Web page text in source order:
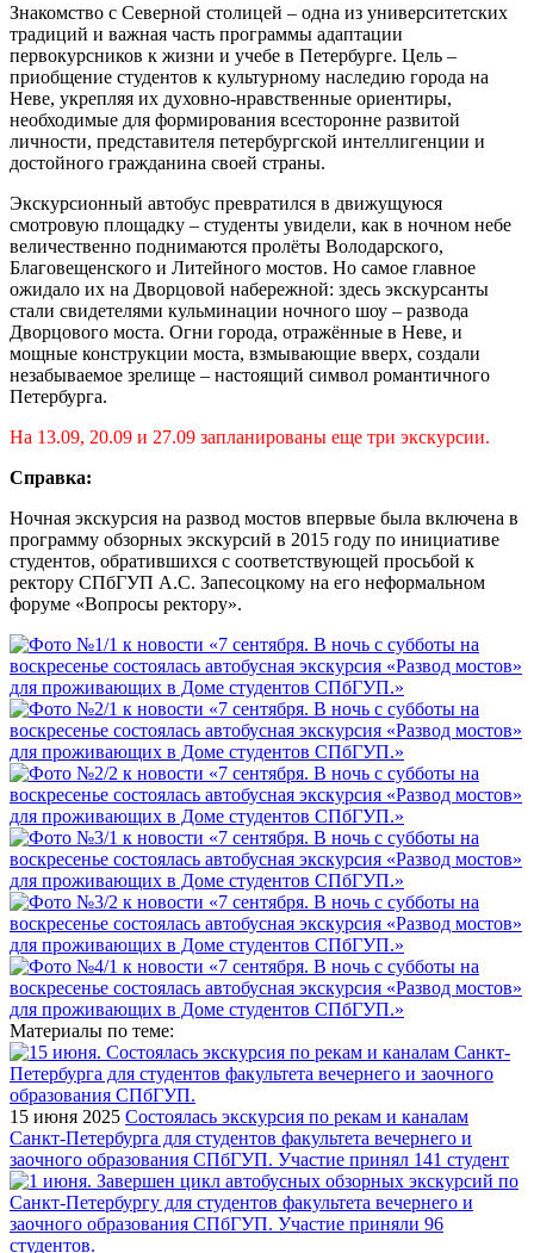
Знакомство с Северной столицей – одна из университетских
традиций и важная часть программы адаптации
первокурсников к жизни и учебе в Петербурге. Цель –
приобщение студентов к культурному наследию города на
Неве, укрепляя их духовно-нравственные ориентиры,
необходимые для формирования всесторонне развитой
личности, представителя петербургской интеллигенции и
достойного гражданина своей страны.
Экскурсионный автобус превратился в движущуюся
смотровую площадку – студенты увидели, как в ночном небе
величественно поднимаются пролёты Володарского,
Благовещенского и Литейного мостов. Но самое главное
ожидало их на Дворцовой набережной: здесь экскурсанты
стали свидетелями кульминации ночного шоу – развода
Дворцового моста. Огни города, отражённые в Неве, и
мощные конструкции моста, взмывающие вверх, создали
незабываемое зрелище – настоящий символ романтичного
Петербурга.
На 13.09, 20.09 и 27.09 запланированы еще три экскурсии.
Справка:
Ночная экскурсия на развод мостов впервые была включена в
программу обзорных экскурсий в 2015 году по инициативе
студентов, обратившихся с соответствующей просьбой к
ректору СПбГУП А.С. Запесоцкому на его неформальном
форуме «Вопросы ректору».
Материалы по теме:
15 июня 2025 Состоялась экскурсия по рекам и каналам
Санкт-Петербурга для студентов факультета вечернего и
заочного образования СПбГУП. Участие принял 141 студент